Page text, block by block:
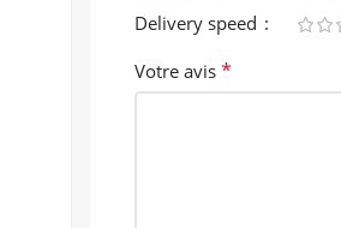
Delivery speed
Votre avis *